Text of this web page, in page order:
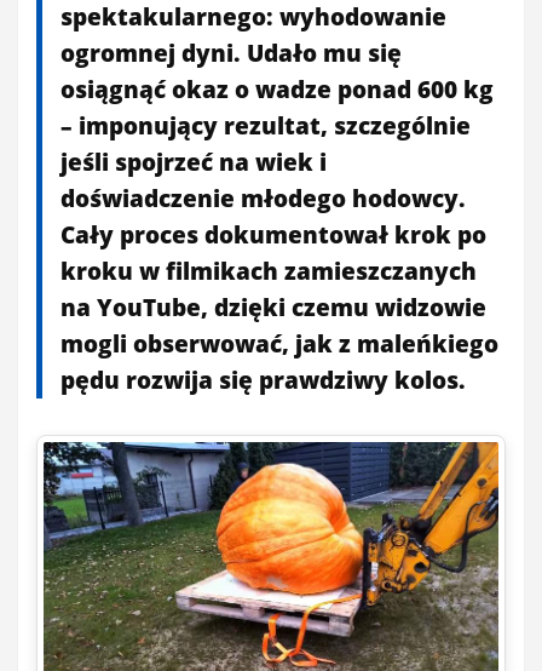
spektakularnego: wyhodowanie
ogromnej dyni. Udało mu się
osiągnąć okaz o wadze ponad 600 kg
– imponujący rezultat, szczególnie
jeśli spojrzeć na wiek i
doświadczenie młodego hodowcy.
Cały proces dokumentował krok po
kroku w filmikach zamieszczanych
na YouTube, dzięki czemu widzowie
mogli obserwować, jak z maleńkiego
pędu rozwija się prawdziwy kolos.